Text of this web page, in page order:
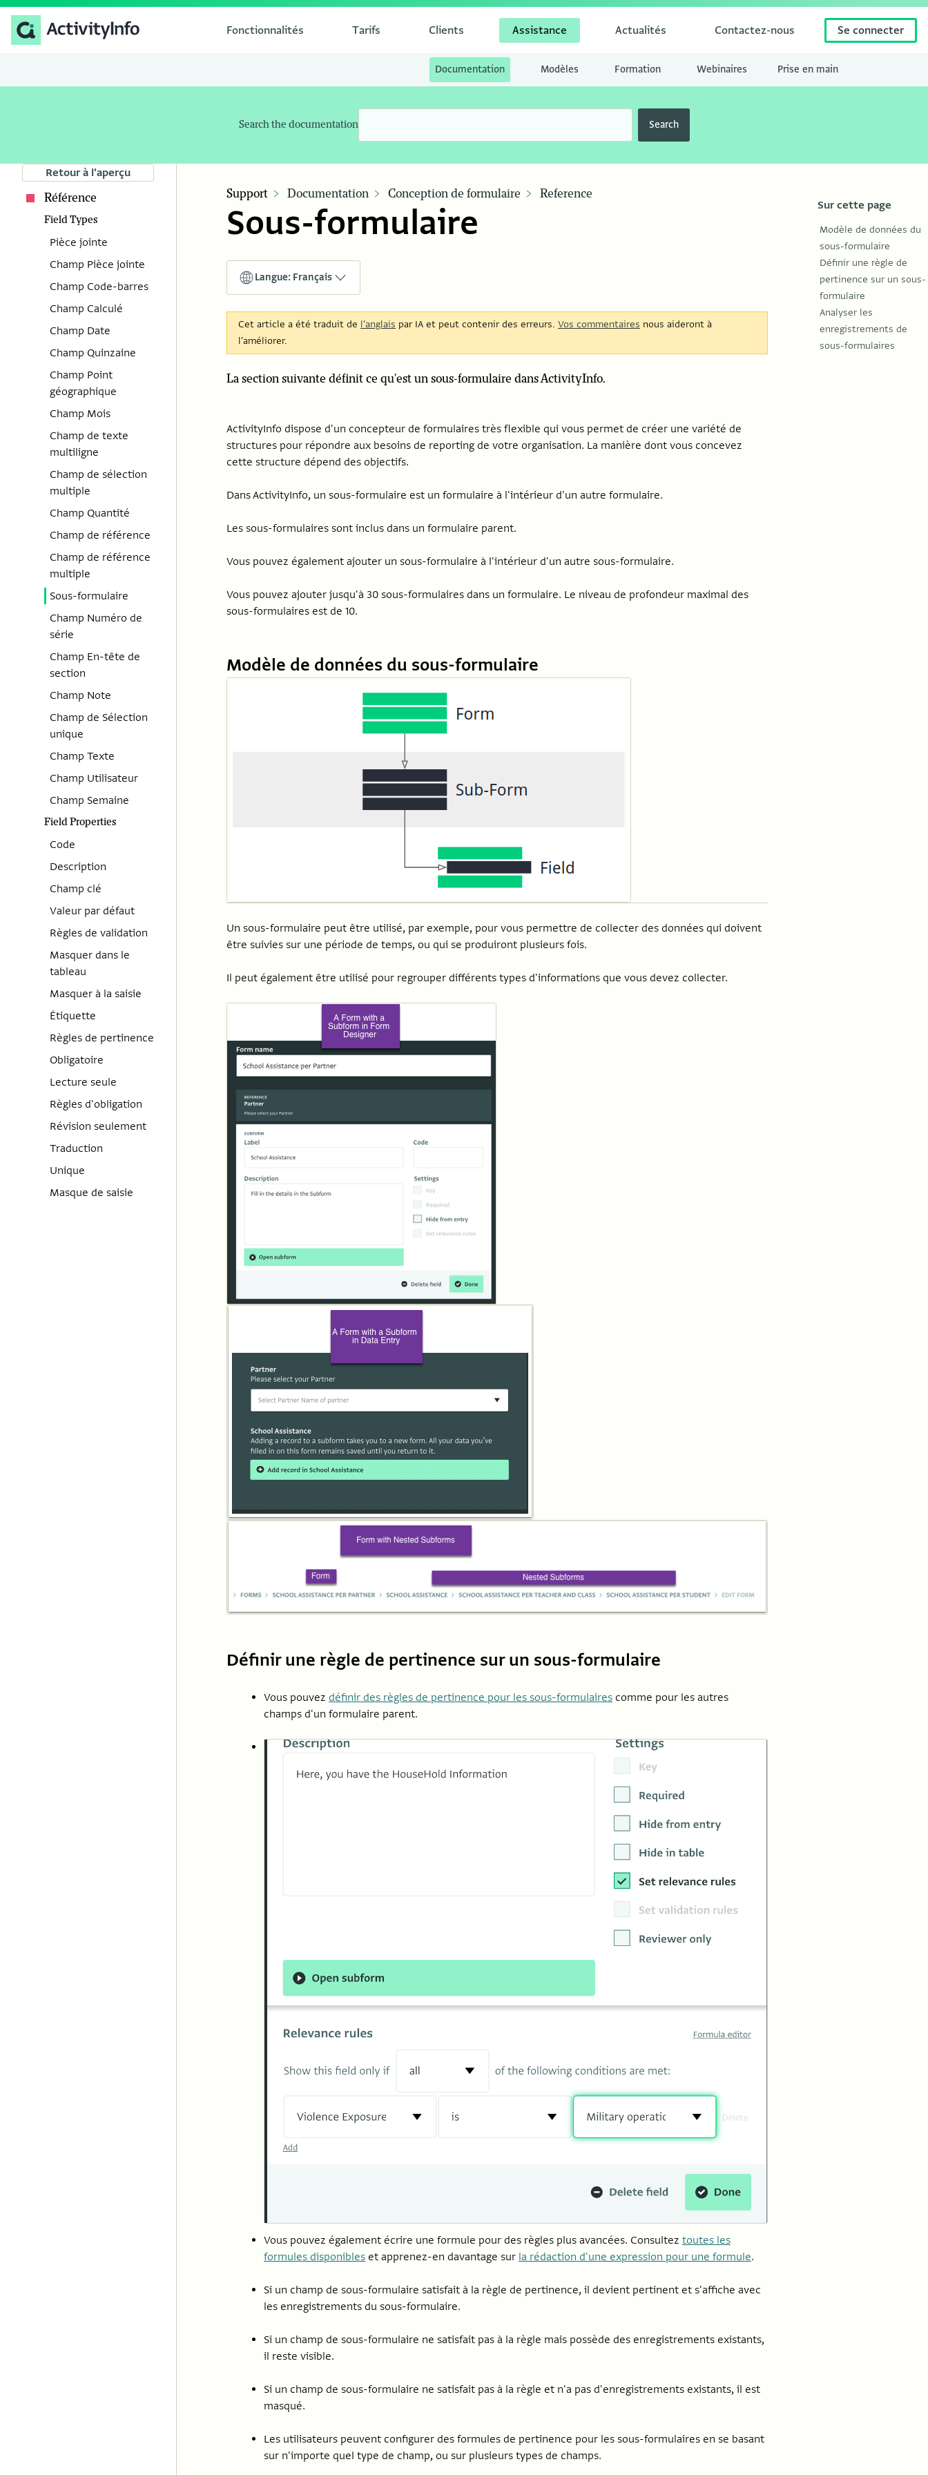
Fonctionnalités Tarifs Clients Assistance Actualités Contactez-nous Se connecter
Documentation Modèles Formation Webinaires Prise en main
Search the documentation Search
Retour à l'aperçu
Référence
Field Types
Pièce jointe
Champ Pièce jointe
Champ Code-barres
Champ Calculé
Champ Date
Champ Quinzaine
Champ Point
géographique
Champ Mois
Champ de texte
multiligne
Champ de sélection
multiple
Champ Quantité
Champ de référence
Champ de référence
multiple
Sous-formulaire
Champ Numéro de
série
Champ En-tête de
section
Champ Note
Champ de Sélection
unique
Champ Texte
Champ Utilisateur
Champ Semaine
Field Properties
Code
Description
Champ clé
Valeur par défaut
Règles de validation
Masquer dans le
tableau
Masquer à la saisie
Étiquette
Règles de pertinence
Obligatoire
Lecture seule
Règles d'obligation
Révision seulement
Traduction
Unique
Masque de saisie
Support Documentation Conception de formulaire Reference
Sous-formulaire Sur cette page
Modèle de données du
sous-formulaire
Définir une règle de
pertinence sur un sous-
formulaire
Analyser les
enregistrements de
sous-formulaires
Langue: Français
Cet article a été traduit de l'anglais par IA et peut contenir des erreurs. Vos commentaires nous aideront à
l'améliorer.
La section suivante définit ce qu'est un sous-formulaire dans ActivityInfo.
ActivityInfo dispose d'un concepteur de formulaires très flexible qui vous permet de créer une variété de
structures pour répondre aux besoins de reporting de votre organisation. La manière dont vous concevez
cette structure dépend des objectifs.
Dans ActivityInfo, un sous-formulaire est un formulaire à l'intérieur d'un autre formulaire.
Les sous-formulaires sont inclus dans un formulaire parent.
Vous pouvez également ajouter un sous-formulaire à l'intérieur d'un autre sous-formulaire.
Vous pouvez ajouter jusqu'à 30 sous-formulaires dans un formulaire. Le niveau de profondeur maximal des
sous-formulaires est de 10.
Modèle de données du sous-formulaire
Un sous-formulaire peut être utilisé, par exemple, pour vous permettre de collecter des données qui doivent
être suivies sur une période de temps, ou qui se produiront plusieurs fois.
Il peut également être utilisé pour regrouper différents types d'informations que vous devez collecter.
Définir une règle de pertinence sur un sous-formulaire
Vous pouvez définir des règles de pertinence pour les sous-formulaires comme pour les autres
champs d'un formulaire parent.
Vous pouvez également écrire une formule pour des règles plus avancées. Consultez toutes les
formules disponibles et apprenez-en davantage sur la rédaction d'une expression pour une formule.
Si un champ de sous-formulaire satisfait à la règle de pertinence, il devient pertinent et s'affiche avec
les enregistrements du sous-formulaire.
Si un champ de sous-formulaire ne satisfait pas à la règle mais possède des enregistrements existants,
il reste visible.
Si un champ de sous-formulaire ne satisfait pas à la règle et n'a pas d'enregistrements existants, il est
masqué.
Les utilisateurs peuvent configurer des formules de pertinence pour les sous-formulaires en se basant
sur n'importe quel type de champ, ou sur plusieurs types de champs.